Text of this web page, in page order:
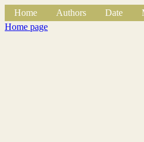
Home Authors Date
Home page